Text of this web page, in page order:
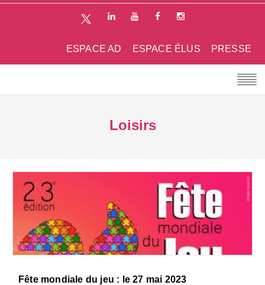
PRESSE
ESPACE ÉLUS
ESPACE AD
Loisirs
Fête mondiale du jeu : le 27 mai 2023